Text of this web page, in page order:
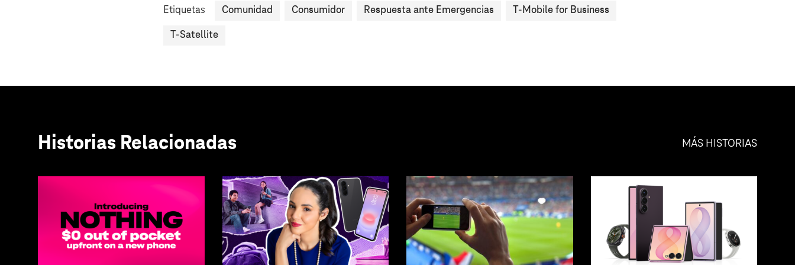
Etiquetas Comunidad Consumidor Respuesta ante Emergencias T-Mobile for Business
T-Satellite
Historias Relacionadas MÁS HISTORIAS